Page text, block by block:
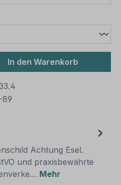
den
In den Warenkorb
89
Achtung Esel.
und praxisbewährte
Mehr